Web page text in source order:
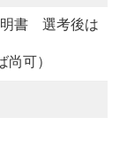
書 選考後は
可）